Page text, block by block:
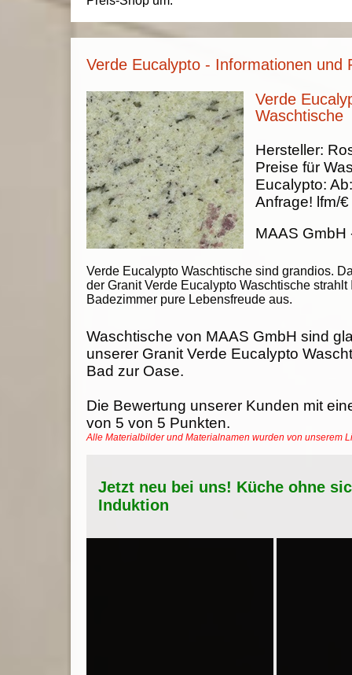
Verde Eucalypto - Informationen und
Verde
Waschtische
Verde Eucalypto Waschtische sind grandios.
der Granit Verde Eucalypto Waschtische strahlt
Badezimmer pure Lebensfreude aus.
Hersteller:
Preise für
Eucalypto:
Anfrage! lfm/€
MAAS GmbH
Waschtische von MAAS GmbH sind
unserer Granit Verde Eucalypto
Bad zur Oase.
Die Bewertung unserer Kunden mit
von 5 von 5 Punkten.
Alle Materialbilder und Materialnamen wurden von unserem
Jetzt neu bei uns! Küche ohne
Induktion